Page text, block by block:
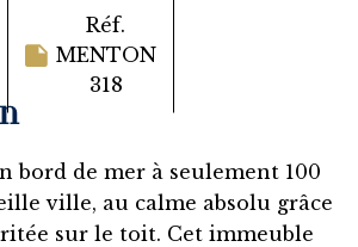
Réf.
MENTON
318
bord de mer à seulement 100
ville, au calme absolu grâce
sur le toit. Cet immeuble